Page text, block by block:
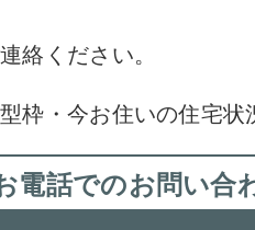
絡ください。
枠・今お住いの住宅状
電話でのお問い合